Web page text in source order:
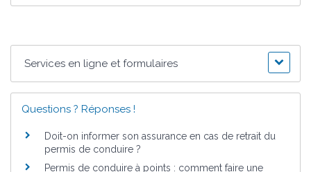
Services en ligne et formulaires
Questions ? Réponses !
Doit-on informer son assurance en cas de retrait du
permis de conduire ?
Permis de conduire à points : comment faire une